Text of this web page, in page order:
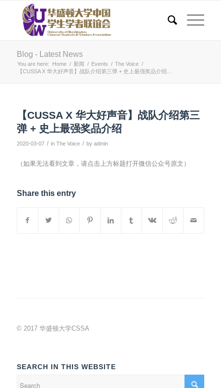
Blog - Latest News
You are here: Home / 新闻 / Events / The Voice /
【CUSSA X 华大好声音】战队介绍第三弹 + 史上最强奖品介绍...
【CUSSA X 华大好声音】战队介绍第三
弹 + 史上最强奖品介绍
2020-03-07 / in The Voice / by admin
（如果无法看到文章，请点击上方标题打开微信公众号原文）
Share this entry
© 2017 华盛顿大学CSSA
SEARCH IN THIS WEBSITE